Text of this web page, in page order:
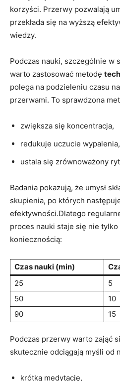
korzyści. Przerwy ‍pozwalają
przekłada się na wyższą
wiedzy.
Podczas nauki, szczególnie w
warto zastosować metodę
⁤polega na ⁢podzieleniu czasu
przerwami.​ To sprawdzona
zwiększa się koncentracja,
redukuje uczucie ⁢wypalenia,
ustala ​się zrównoważony
Badania ⁤pokazują, że umysł
skupienia,⁢ po których
efektywności.Dlatego
proces nauki staje ‍się nie
koniecznością:
Czas‌ nauki (min)
25
5
50
10
90
15
Podczas przerwy warto zająć‍
skutecznie odciągają myśli od‍
krótką medytację,